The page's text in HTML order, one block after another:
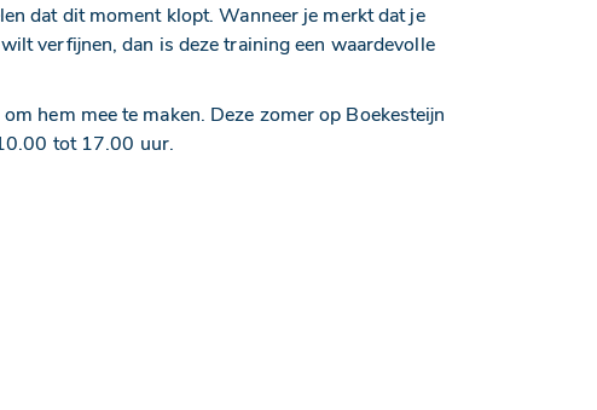
dat dit moment klopt. Wanneer je merkt dat je
verfijnen, dan is deze training een waardevolle
hem mee te maken. Deze zomer op Boekesteijn
tot 17.00 uur.